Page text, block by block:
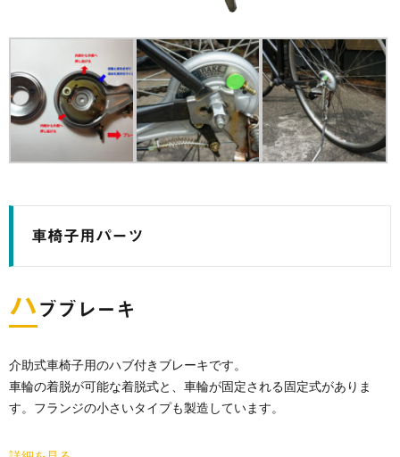
車椅子用パーツ
ハ ブブレーキ
介助式車椅子用のハブ付きブレーキです。
車輪の着脱が可能な着脱式と、車輪が固定される固定式がありま
す。フランジの小さいタイプも製造しています。